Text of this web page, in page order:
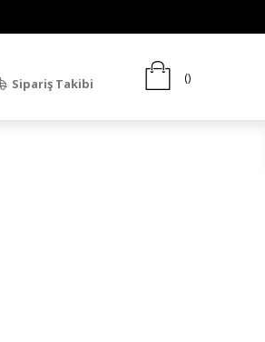
Sipariş Takibi